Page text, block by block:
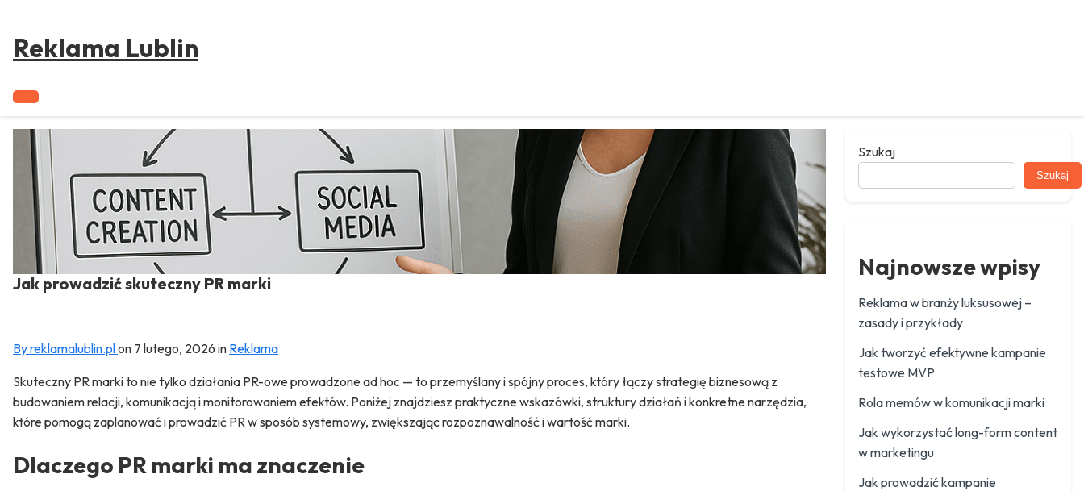
Reklama Lublin
Jak prowadzić skuteczny PR marki
By reklamalublin.plon 7 lutego, 2026 in Reklama
Skuteczny PR marki to nie tylko działania PR-owe prowadzone ad hoc — to przemyślany i spójny proces, który łączy strategię biznesową z
budowaniem relacji, komunikacją i monitorowaniem efektów. Poniżej znajdziesz praktyczne wskazówki, struktury działań i konkretne narzędzia,
które pomogą zaplanować i prowadzić PR w sposób systemowy, zwiększając rozpoznawalność i wartość marki.
Dlaczego PR marki ma znaczenie
Szukaj
Szukaj
Najnowsze wpisy
Reklama w branży luksusowej –
zasady i przykłady
Jak tworzyć efektywne kampanie
testowe MVP
Rola memów w komunikacji marki
Jak wykorzystać long-form content
w marketingu
Jak prowadzić kampanie